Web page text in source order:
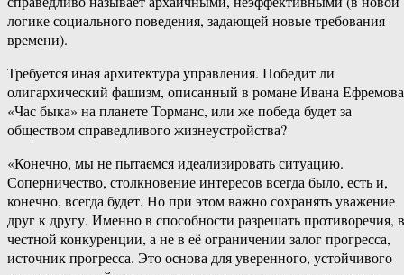
логике социального поведения, задающей новые требования
времени).
Требуется иная архитектура управления. Победит ли
олигархический фашизм, описанный в романе Ивана Ефремова
«Час быка» на планете Торманс, или же победа будет за
обществом справедливого жизнеустройства?
«Конечно, мы не пытаемся идеализировать ситуацию.
Соперничество, столкновение интересов всегда было, есть и,
конечно, всегда будет. Но при этом важно сохранять уважение
друг к другу. Именно в способности разрешать противоречия, в
честной конкуренции, а не в её ограничении залог прогресса,
источник прогресса. Это основа для уверенного, устойчивого